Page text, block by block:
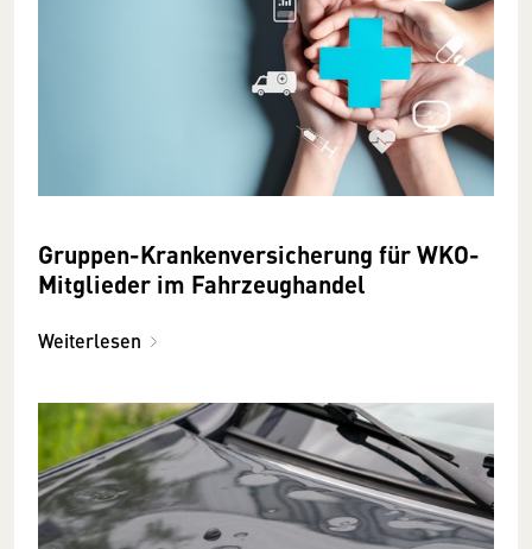
Gruppen-Krankenversicherung für WKO-
Mitglieder im Fahrzeughandel
Weiterlesen